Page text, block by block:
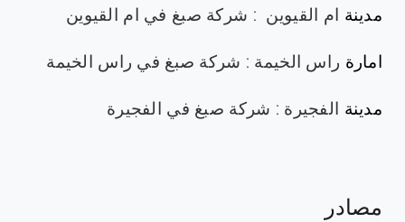
مدينة ام القيوين : شركة صبغ في ام القيوين
امارة راس الخيمة : شركة صبغ في راس الخيمة
مدينة الفجيرة : شركة صبغ في الفجيرة
مصادر